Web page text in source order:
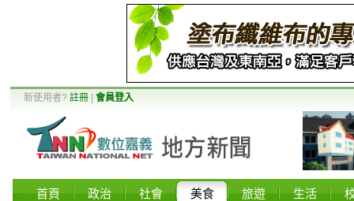
新使用者? 註冊 會員登入
首頁 政治 社會 美食 旅遊 生活